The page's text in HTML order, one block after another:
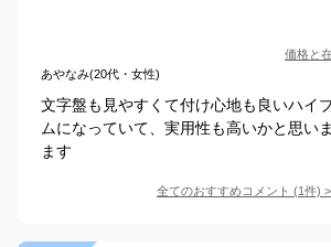
価格と
あやなみ(20代・女性)
文字盤も見やすくて付け心地も良いハイ
ムになっていて、実用性も高いかと思い
ます
全てのおすすめコメント (1件) >